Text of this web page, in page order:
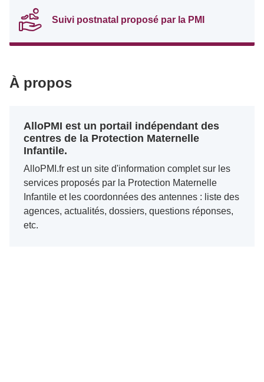
Suivi postnatal proposé par la PMI
À propos
AlloPMI est un portail indépendant des
centres de la Protection Maternelle
Infantile.
AlloPMI.fr est un site d'information complet sur les
services proposés par la Protection Maternelle
Infantile et les coordonnées des antennes : liste des
agences, actualités, dossiers, questions réponses,
etc.